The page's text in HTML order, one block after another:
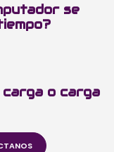
se
carga o carga